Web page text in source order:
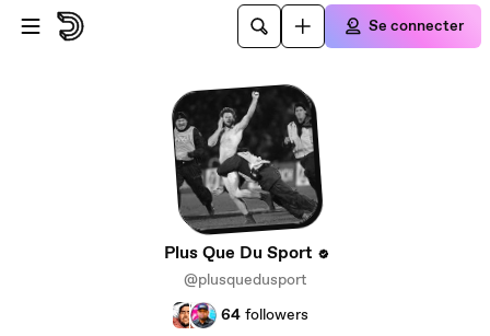
Passer au contenu principal
Se connecter
Plus Que Du Sport
@plusquedusport
64 followers